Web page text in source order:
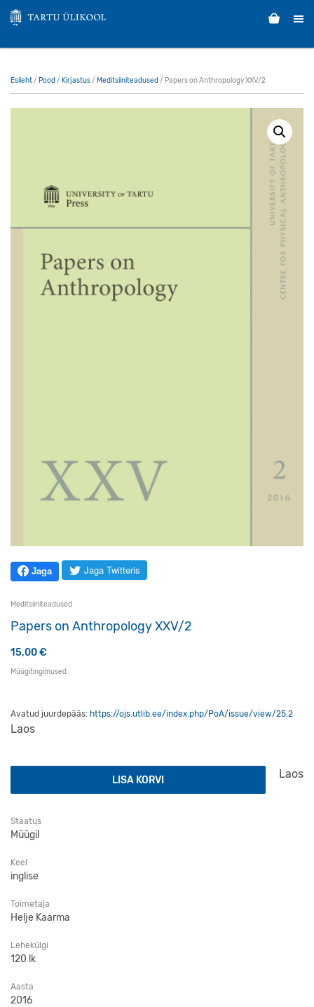
Esileht/ Pood / Kirjastus/ Meditsiiniteadused / Papers on Anthropology XXV/2
Jaga Jaga Twitteris
Meditsiiniteadused
Papers on Anthropology XXV/2
15,00€
Müügitingimused
Avatud juurdepääs: https://ojs.utlib.ee/index.php/PoA/issue/view/25.2
Laos
Laos
Papers on Anthropology XXV/2 kogus
LISA KORVI
Staatus
Müügil
Keel
inglise
Toimetaja
Helje Kaarma
Lehekülgi
120 lk
Aasta
2016